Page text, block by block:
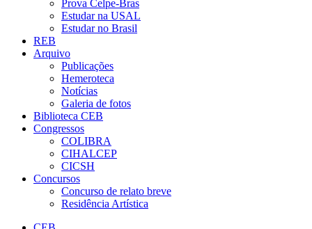
Prova Celpe-Bras
Estudar na USAL
Estudar no Brasil
REB
Arquivo
Publicações
Hemeroteca
Notícias
Galeria de fotos
Biblioteca CEB
Congressos
COLIBRA
CIHALCEP
CICSH
Concursos
Concurso de relato breve
Residência Artística